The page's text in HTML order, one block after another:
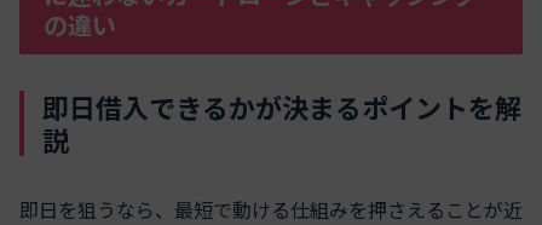
の違い
即日借入できるかが決まるポイントを解
説
即日を狙うなら、最短で動ける仕組みを押さえることが近